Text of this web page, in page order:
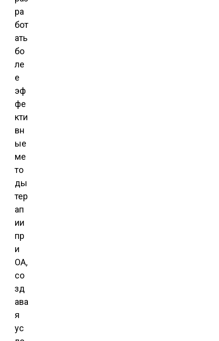
ра
бот
ать
бо
ле
е
эф
фе
кти
вн
ые
ме
то
ды
тер
ап
ии
пр
и
ОА,
со
зд
ава
я
ус